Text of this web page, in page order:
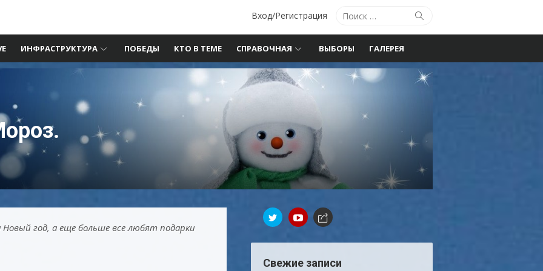
Поиск
Поиск
Вход/Регистрация
ИНФРАСТРУКТУРА ПОБЕДЫ КТО В ТЕМЕ СПРАВОЧНАЯ ВЫБОРЫ ГАЛЕРЕЯ
год, а еще больше все любят подарки
Свежие записи